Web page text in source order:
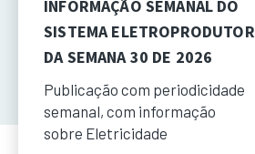
INFORMAÇÃO SEMANAL DO
SISTEMA ELETROPRODUTOR
DA SEMANA 30 DE 2026
Publicação com periodicidade
semanal, com informação
sobre Eletricidade